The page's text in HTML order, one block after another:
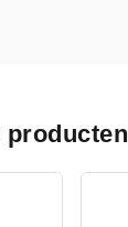
producten